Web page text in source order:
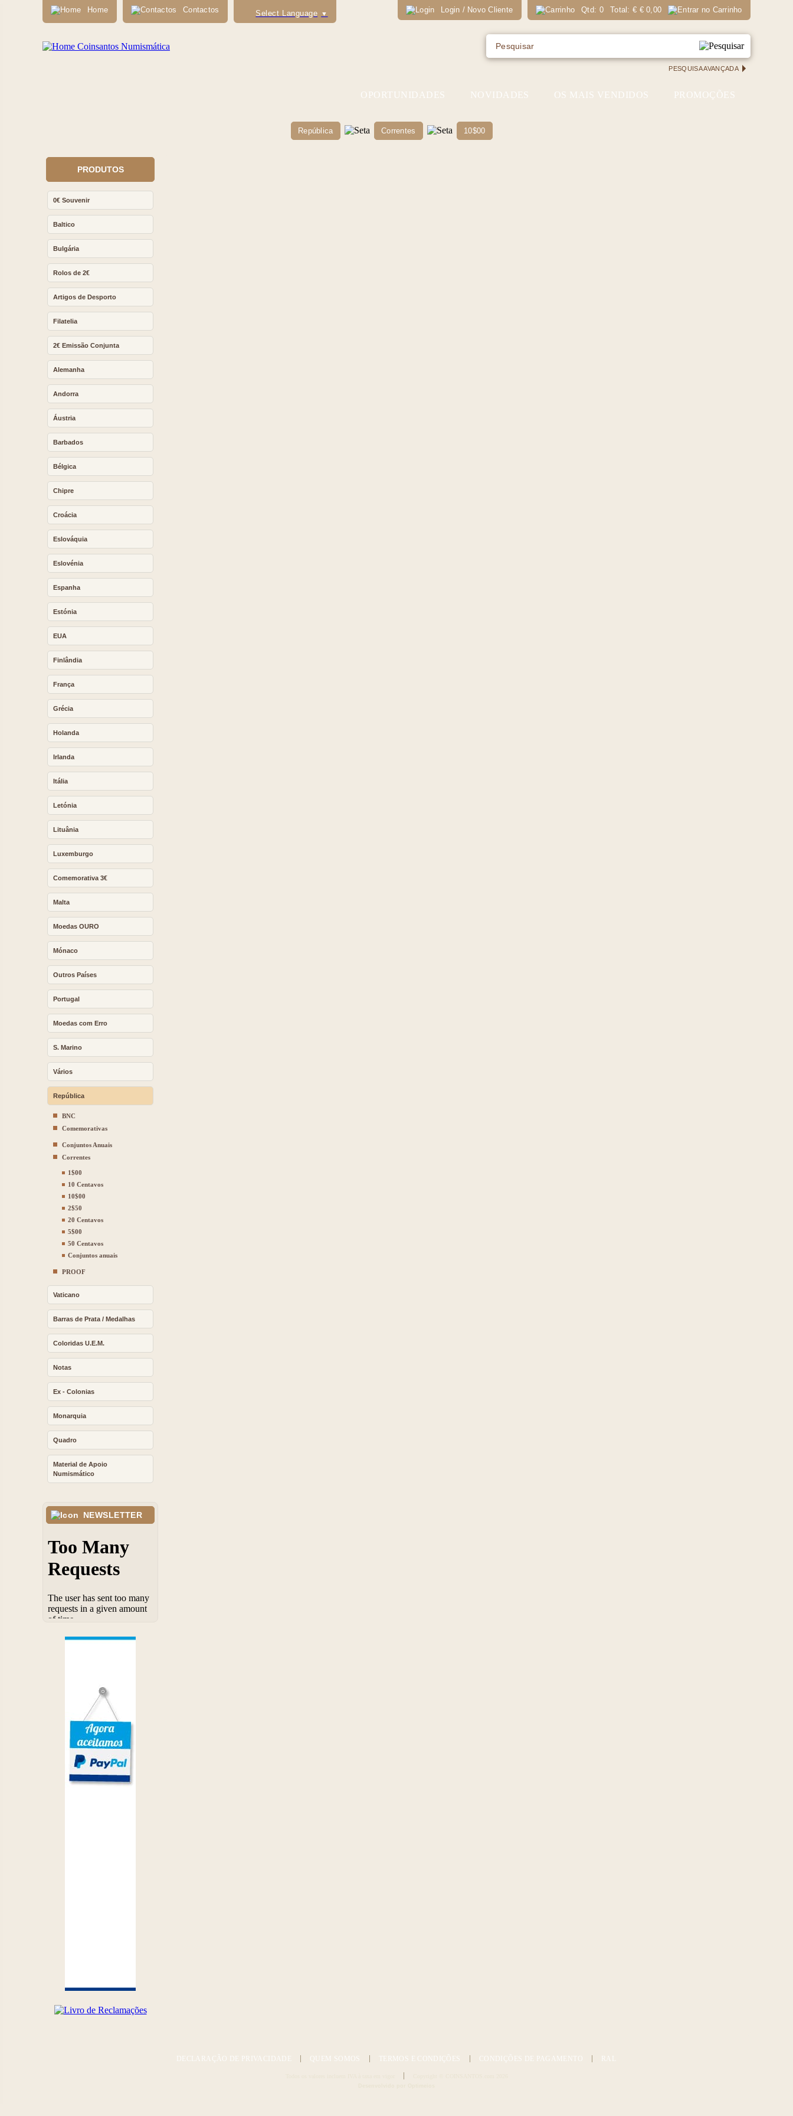
Home Contactos Select Language ▼ Login / Novo Cliente Qtd: 0 Total: € € 0,00
PESQUISA AVANÇADA
OPORTUNIDADES NOVIDADES OS MAIS VENDIDOS PROMOÇÕES
República Correntes 10$00
PRODUTOS
0€ Souvenir
Baltico
Bulgária
Rolos de 2€
Artigos de Desporto
Filatelia
2€ Emissão Conjunta
Alemanha
Andorra
Áustria
Barbados
Bélgica
Chipre
Croácia
Eslováquia
Eslovénia
Espanha
Estónia
EUA
Finlândia
França
Grécia
Holanda
Irlanda
Itália
Letónia
Lituânia
Luxemburgo
Comemorativa 3€
Malta
Moedas OURO
Mónaco
Outros Países
Portugal
Moedas com Erro
S. Marino
Vários
República
BNC
Comemorativas
Conjuntos Anuais
Correntes
1$00
10 Centavos
10$00
2$50
20 Centavos
5$00
50 Centavos
Conjuntos anuais
PROOF
Vaticano
Barras de Prata / Medalhas
Coloridas U.E.M.
Notas
Ex - Colonias
Monarquia
Quadro
Material de Apoio
Numismático
NEWSLETTER
DECLARAÇÃO DE PRIVACIDADE QUEM SOMOS TERMOS E CONDIÇÕES CONDIÇÕES DE PAGAMENTO RAL